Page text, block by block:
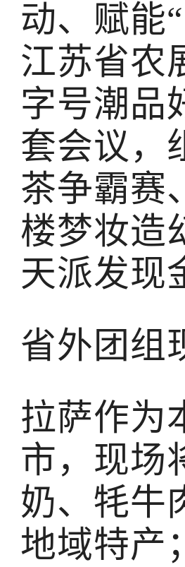
动、赋能
江苏省农
字号潮品
套会议，
茶争霸赛
楼梦妆造
天派发现
省外团组
拉萨作为
市，现场
奶、牦牛
地域特产